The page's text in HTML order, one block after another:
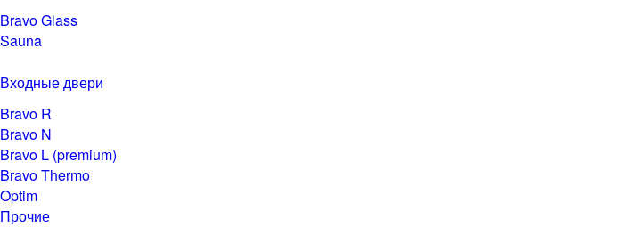
Bravo Glass
Sauna
Входные двери
Bravo R
Bravo N
Bravo L (premium)
Bravo Thermo
Optim
Прочие